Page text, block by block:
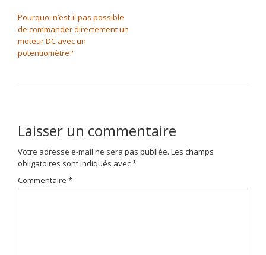
Pourquoi n’est-il pas possible
de commander directement un
moteur DC avec un
potentiomètre?
Laisser un commentaire
Votre adresse e-mail ne sera pas publiée. Les champs
obligatoires sont indiqués avec*
Commentaire *